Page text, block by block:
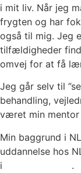
i mit liv. Når jeg
frygten og har
også til mig. Jeg
tilfældigheder
omvej for at få
Jeg går selv til
behandling,
været min mentor
Min baggrund i
uddannelse hos
i
.